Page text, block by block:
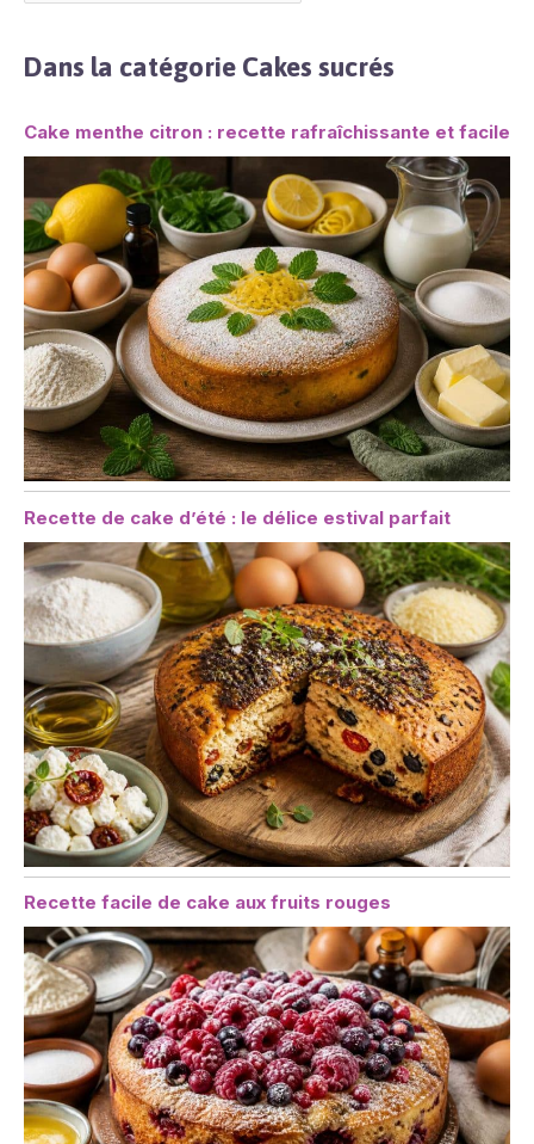
Dans la catégorie Cakes sucrés
Cake menthe citron : recette rafraîchissante et facile
Recette de cake d’été : le délice estival parfait
Recette facile de cake aux fruits rouges